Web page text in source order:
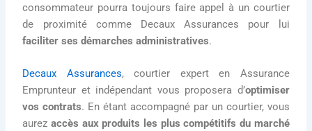
consommateur pourra toujours faire appel à un courtier
de proximité comme Decaux Assurances pour lui
faciliter ses démarches administratives.
Decaux Assurances, courtier expert en Assurance
Emprunteur et indépendant vous proposera d’optimiser
vos contrats. En étant accompagné par un courtier, vous
aurezaccès aux produits les plus compétitifs du marché